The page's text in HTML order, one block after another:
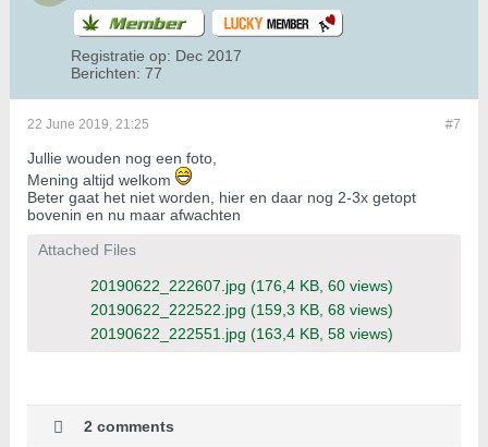
Registratie op: Dec 2017
Berichten: 77
#7
22 June 2019, 21:25
Jullie wouden nog een foto,
Mening altijd welkom
Beter gaat het niet worden, hier en daar nog 2-3x getopt
bovenin en nu maar afwachten
Attached Files
20190622_222607.jpg (176,4 KB, 60 views)
20190622_222522.jpg (159,3 KB, 68 views)
20190622_222551.jpg (163,4 KB, 58 views)
2 comments